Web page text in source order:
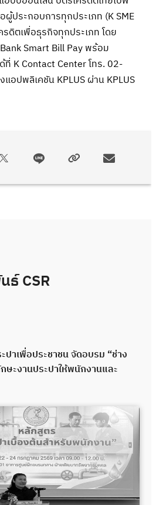
ประกอบการทุกประเภท (K SME
ดิตเพื่อธุรกิจทุกประเภท โดย
Smart Bill Pay พร้อม
K Contact Center โทร. 02-
อปพลิเคชัน KPLUS ผ่าน KPLUS
ธ์ CSR
าเพื่อประชาชน จัดอบรม “ช่าง
ษะงานประปาให้พนักงานและ